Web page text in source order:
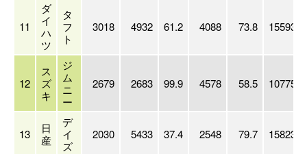
11
ダ
イ
ハ
ツ
タ
フ
ト
3018 4932 61.2 4088 73.8 15593
12
ス
ズ
キ
ジ
ム
ニ
ー
2679 2683 99.9 4578 58.5 10775
13
日
産
デ
イ
ズ
2030 5433 37.4 2548 79.7 15823